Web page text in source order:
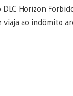
Horizon
ao indômito